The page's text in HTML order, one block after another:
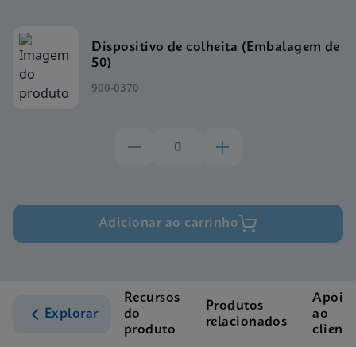
Dispositivo de colheita (Embalagem de
50)
900-0370
Adicionar ao carrinho
Explorar
Recursos
do
produto
Produtos
relacionados
Apoio
ao
cliente